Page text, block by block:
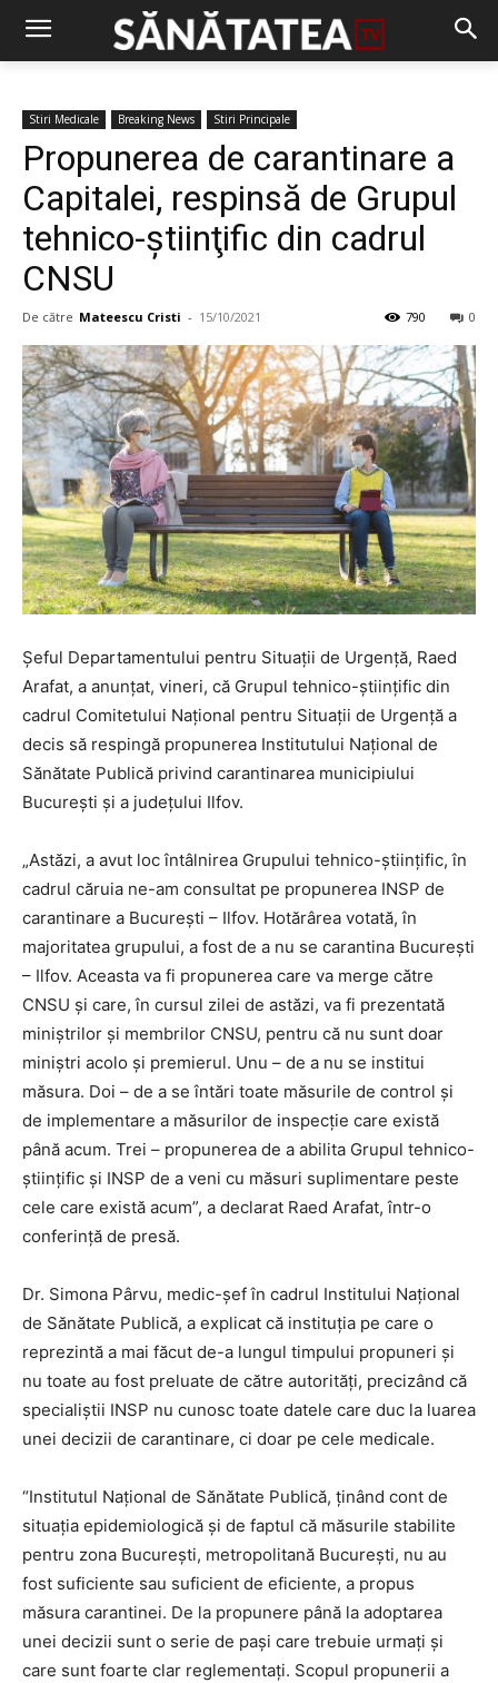
Stiri Medicale Breaking News Stiri Principale
Propunerea de carantinare a
Capitalei, respinsă de Grupul
tehnico-ştiinţific din cadrul
CNSU
De către Mateescu Cristi - 15/10/2021 0
790
Șeful Departamentului pentru Situaţii de Urgenţă, Raed
Arafat, a anunţat, vineri, că Grupul tehnico-ştiinţific din
cadrul Comitetului Naţional pentru Situaţii de Urgenţă a
decis să respingă propunerea Institutului Naţional de
Sănătate Publică privind carantinarea municipiului
Bucureşti şi a judeţului Ilfov.
„Astăzi, a avut loc întâlnirea Grupului tehnico-ştiinţific, în
cadrul căruia ne-am consultat pe propunerea INSP de
carantinare a Bucureşti – Ilfov. Hotărârea votată, în
majoritatea grupului, a fost de a nu se carantina Bucureşti
– Ilfov. Aceasta va fi propunerea care va merge către
CNSU şi care, în cursul zilei de astăzi, va fi prezentată
miniştrilor şi membrilor CNSU, pentru că nu sunt doar
miniştri acolo şi premierul. Unu – de a nu se institui
măsura. Doi – de a se întări toate măsurile de control şi
de implementare a măsurilor de inspecţie care există
până acum. Trei – propunerea de a abilita Grupul tehnico-
ştiinţific şi INSP de a veni cu măsuri suplimentare peste
cele care există acum”, a declarat Raed Arafat, într-o
conferinţă de presă.
Dr. Simona Pârvu, medic-șef în cadrul Institului Naţional
de Sănătate Publică, a explicat că instituţia pe care o
reprezintă a mai făcut de-a lungul timpului propuneri şi
nu toate au fost preluate de către autorităţi, precizând că
specialiştii INSP nu cunosc toate datele care duc la luarea
unei decizii de carantinare, ci doar pe cele medicale.
“Institutul Naţional de Sănătate Publică, ţinând cont de
situaţia epidemiologică şi de faptul că măsurile stabilite
pentru zona Bucureşti, metropolitană Bucureşti, nu au
fost suficiente sau suficient de eficiente, a propus
măsura carantinei. De la propunere până la adoptarea
unei decizii sunt o serie de paşi care trebuie urmaţi şi
care sunt foarte clar reglementaţi. Scopul propunerii a